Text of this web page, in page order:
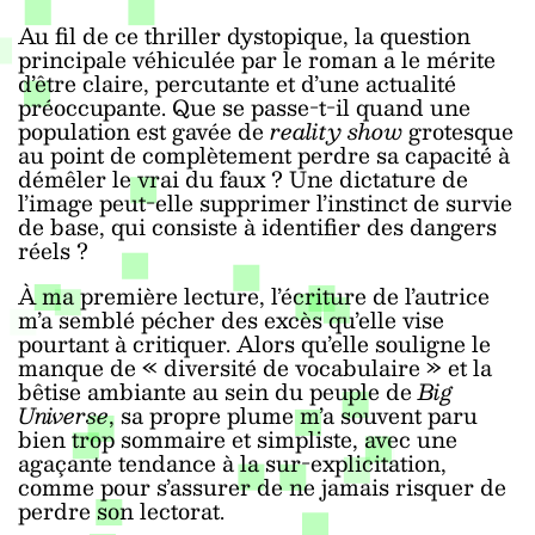
Au fil de ce thriller dystopique, la question
principale véhiculée par le roman a le mérite
d’être claire, percutante et d’une actualité
préoccupante. Que se passe-t-il quand une
population est gavée dereality showgrotesque
au point de complètement perdre sa capacité à
démêler le vrai du faux ? Une dictature de
l’image peut-elle supprimer l’instinct de survie
de base, qui consiste à identifier des dangers
réels ?
À ma première lecture, l’écriture de l’autrice
m’a semblé pécher des excès qu’elle vise
pourtant à critiquer. Alors qu’elle souligne le
manque de « diversité de vocabulaire » et la
bêtise ambiante au sein du peuple deBig
Universe, sa propre plume m’a souvent paru
bien trop sommaire et simpliste, avec une
agaçante tendance à la sur-explicitation,
comme pour s’assurer de ne jamais risquer de
perdre son lectorat.